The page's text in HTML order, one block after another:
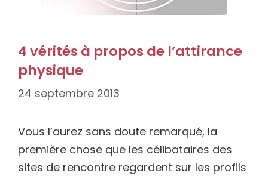
4 vérités à propos de l’attirance
physique
24 septembre 2013
Vous l’aurez sans doute remarqué, la
première chose que les célibataires des
sites de rencontre regardent sur les profils